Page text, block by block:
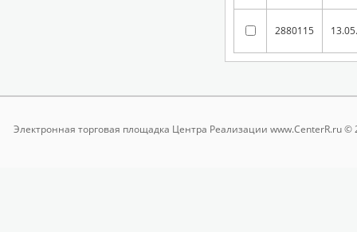
2880115
Электронная торговая площадка Центра Реализации www.CenterR.ru ©